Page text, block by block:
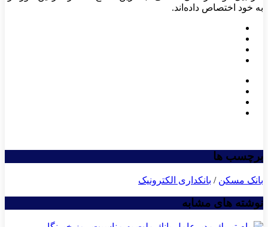
به خود اختصاص داده‌اند.
برچسب ها
بانک مسکن / بانکداری الکترونیک
نوشته های مشابه